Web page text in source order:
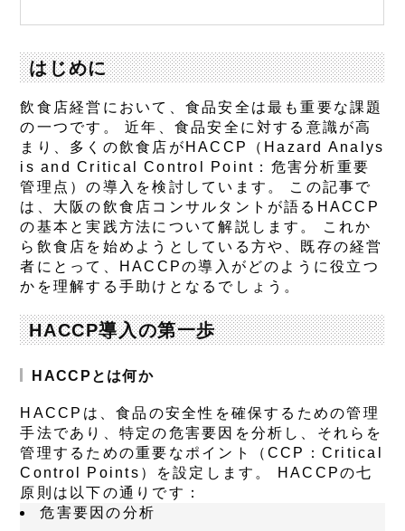
はじめに
飲食店経営において、食品安全は最も重要な課題
の一つです。 近年、食品安全に対する意識が高
まり、多くの飲食店がHACCP（Hazard Analys
is and Critical Control Point：危害分析重要
管理点）の導入を検討しています。 この記事で
は、大阪の飲食店コンサルタントが語るHACCP
の基本と実践方法について解説します。 これか
ら飲食店を始めようとしている方や、既存の経営
者にとって、HACCPの導入がどのように役立つ
かを理解する手助けとなるでしょう。
HACCP導入の第一歩
HACCPとは何か
HACCPは、食品の安全性を確保するための管理
手法であり、特定の危害要因を分析し、それらを
管理するための重要なポイント（CCP：Critical
Control Points）を設定します。 HACCPの七
原則は以下の通りです：
危害要因の分析